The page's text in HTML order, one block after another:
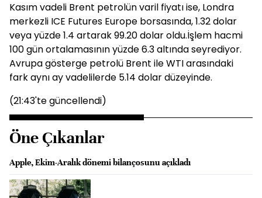
Kasım vadeli Brent petrolün varil fiyatı ise, Londra
merkezli ICE Futures Europe borsasında, 1.32 dolar
veya yüzde 1.4 artarak 99.20 dolar oldu.İşlem hacmi
100 gün ortalamasının yüzde 6.3 altında seyrediyor.
Avrupa gösterge petrolü Brent ile WTI arasındaki
fark aynı ay vadelilerde 5.14 dolar düzeyinde.
(21:43'te güncellendi)
Öne Çıkanlar
Apple, Ekim-Aralık dönemi bilançosunu açıkladı